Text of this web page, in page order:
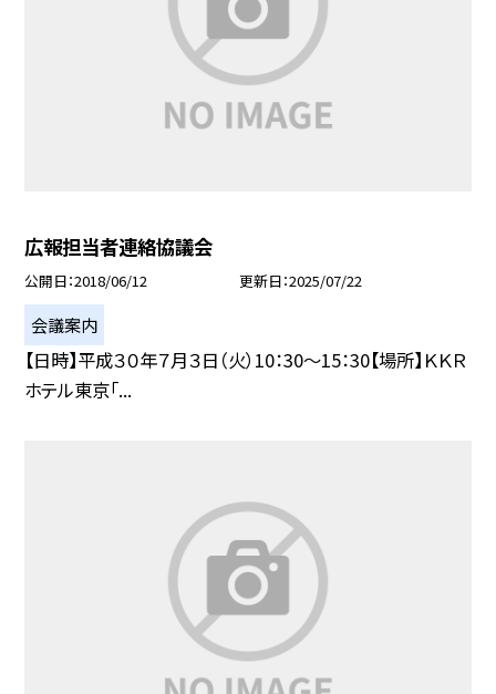
広報担当者連絡協議会
公開日 2018/06/12 更新日 2025/07/22
会議案内
【日時】平成３０年７月３日（火）10：30〜15：30【場所】ＫＫＲ
ホテル東京「...